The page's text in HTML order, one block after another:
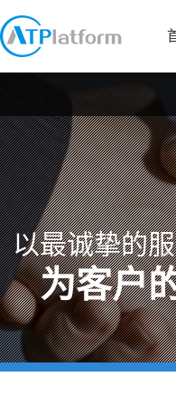
以最诚挚的
为客户